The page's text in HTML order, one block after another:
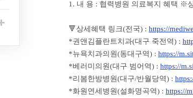
1. 내 용 : 협력병원 의료복지 혜택 ※
🔻상세혜택 링크(전국) : https://
*권앤김플란트치과(대구 죽전역) :
*뉴욕치과의원(동대구역) : https://
*베러미의원(대구 범어역) : https://
*리봄한방병원(대구/반월당역) :
*화원연세병원(설화명곡역) : https://